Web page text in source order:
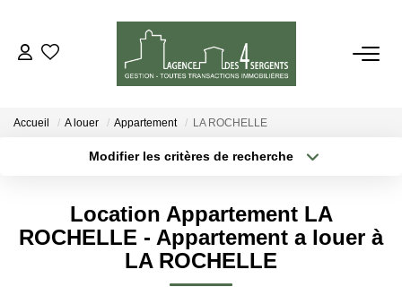
VENTES
GESTION
Accueil A louer Appartement LA ROCHELLE
Modifier les critères de recherche
Sélectionnez...
Type de bien
Surface min
Location Appartement LA
ROCHELLE - Appartement a louer à
LA ROCHELLE